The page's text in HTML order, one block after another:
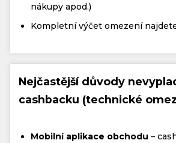
nákupy apod.)
Kompletní výčet omezení
Nejčastější důvody
cashbacku (technické
Mobilní aplikace obchodu –